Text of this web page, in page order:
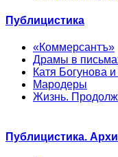
Публицистика
«Коммерсантъ»
Драмы в
Катя Богунова и
Мародеры
Жизнь.
Публицистика.